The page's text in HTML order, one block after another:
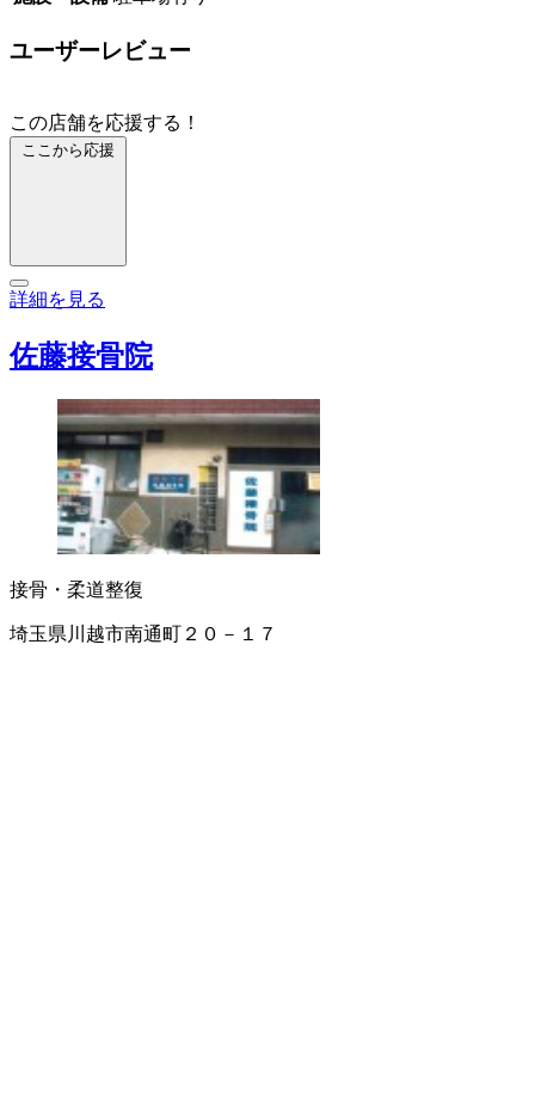
ユーザーレビュー
この店舗を応援する！
ここから応援
詳細を見る
佐藤接骨院
接骨・柔道整復
埼玉県川越市南通町２０－１７